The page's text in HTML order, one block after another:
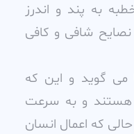
به پند و اندرز
نصايح شافى و کافى
مى گويد و اين که
هستند و به سرعت
که اعمال انسان